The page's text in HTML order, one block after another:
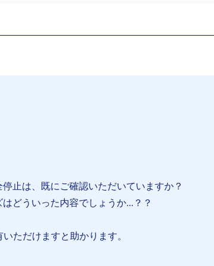
止は、既にご確認いただいていますか？
どういった内容でしょうか...？？
ただけますと助かります。